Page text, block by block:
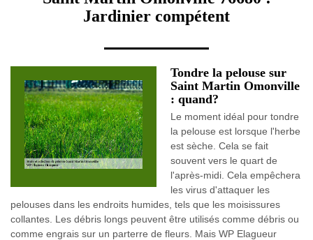
Jardinier compétent
Tondre la pelouse sur
Saint Martin Omonville
: quand?
Le moment idéal pour tondre
la pelouse est lorsque l'herbe
est sèche. Cela se fait
souvent vers le quart de
l'après-midi. Cela empêchera
les virus d'attaquer les
pelouses dans les endroits humides, tels que les moisissures
collantes. Les débris longs peuvent être utilisés comme débris ou
comme engrais sur un parterre de fleurs. Mais WP Elagueur